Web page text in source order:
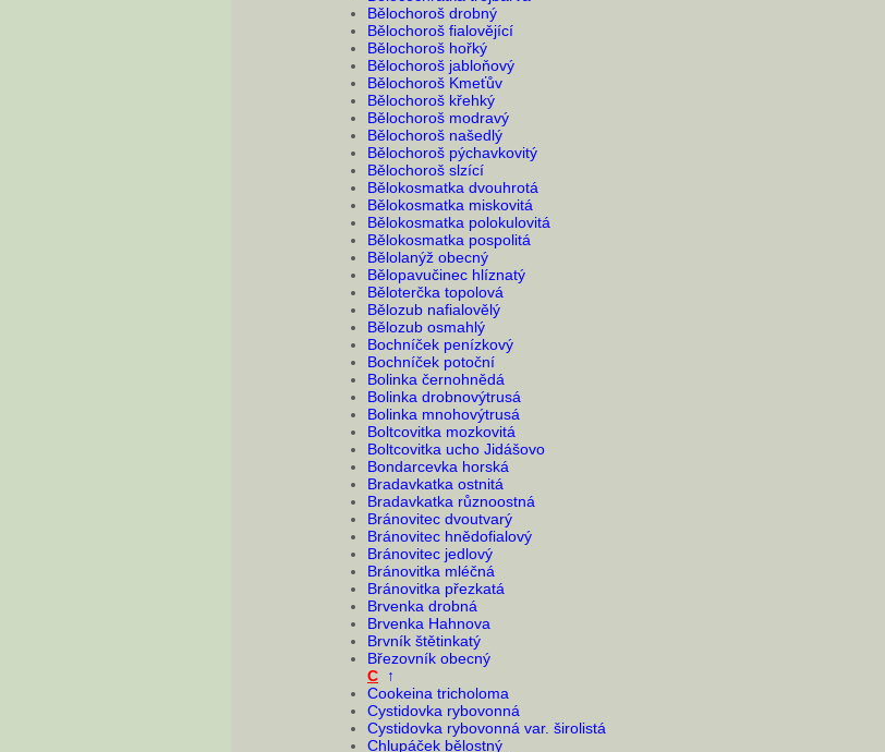
Bělochoroš drobný
Bělochoroš fialovějící
Bělochoroš hořký
Bělochoroš jabloňový
Bělochoroš Kmeťův
Bělochoroš křehký
Bělochoroš modravý
Bělochoroš našedlý
Bělochoroš pýchavkovitý
Bělochoroš slzící
Bělokosmatka dvouhrotá
Bělokosmatka miskovitá
Bělokosmatka polokulovitá
Bělokosmatka pospolitá
Bělolanýž obecný
Bělopavučinec hlíznatý
Běloterčka topolová
Bělozub nafialovělý
Bělozub osmahlý
Bochníček penízkový
Bochníček potoční
Bolinka černohnědá
Bolinka drobnovýtrusá
Bolinka mnohovýtrusá
Boltcovitka mozkovitá
Boltcovitka ucho Jidášovo
Bondarcevka horská
Bradavkatka ostnitá
Bradavkatka různoostná
Bránovitec dvoutvarý
Bránovitec hnědofialový
Bránovitec jedlový
Bránovitka mléčná
Bránovitka přezkatá
Brvenka drobná
Brvenka Hahnova
Brvník štětinkatý
Březovník obecný
C
↑
Cookeina tricholoma
Cystidovka rybovonná
Cystidovka rybovonná var. širolistá
Chlupáček bělostný